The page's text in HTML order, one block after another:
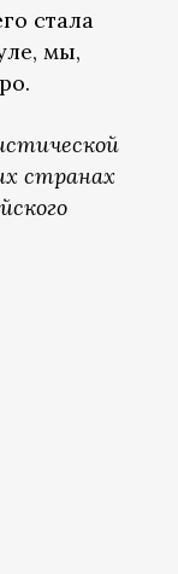
стала
мы,
странах